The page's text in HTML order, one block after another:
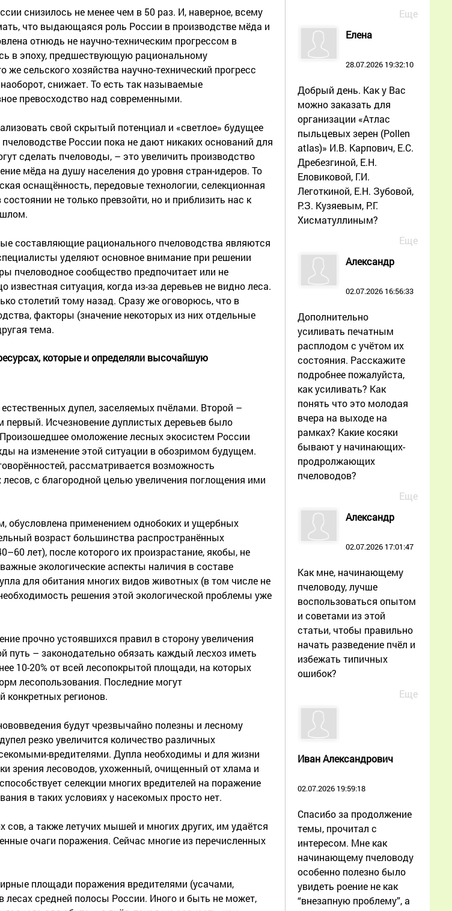
снизилось не менее чем в 50 раз. И, наверное, всему
что выдающаяся роль России в производстве мёда и
отнюдь не научно-техническим прогрессом в
в эпоху, предшествующую рациональному
сельского хозяйства научно-технический прогресс
снижает. То есть так называемые
превосходство над современными.
свой скрытый потенциал и «светлое» будущее
России пока не дают никаких оснований для
сделать пчеловоды, – это увеличить производство
мёда на душу населения до уровня стран-идеров. То
оснащённость, передовые технологии, селекционная
не только превзойти, но и приблизить нас к
составляющие рационального пчеловодства являются
уделяют основное внимание при решении
пчеловодное сообщество предпочитает или не
известная ситуация, когда из-за деревьев не видно леса.
столетий тому назад. Сразу же оговорюсь, что в
факторы (значение некоторых из них отдельные
тема.
которые и определяли высочайшую
дупел, заселяемых пчёлами. Второй –
Исчезновение дуплистых деревьев было
омоложение лесных экосистем России
на изменение этой ситуации в обозримом будущем.
рассматривается возможность
с благородной целью увеличения поглощения ими
обусловлена применением однобоких и ущербных
возраст большинства распространённых
лет), после которого их произрастание, якобы, не
экологические аспекты наличия в составе
для обитания многих видов животных (в том числе не
решения этой экологической проблемы уже
прочно устоявшихся правил в сторону увеличения
путь – законодательно обязать каждый лесхоз иметь
10-20% от всей лесопокрытой площади, на которых
лесопользования. Последние могут
конкретных регионов.
будут чрезвычайно полезны и лесному
резко увеличится количество различных
вредителями. Дупла необходимы и для жизни
зрения лесоводов, ухоженный, очищенный от хлама и
селекции многих вредителей на поражение
в таких условиях у насекомых просто нет.
сов, а также летучих мышей и многих других, им удаётся
очаги поражения. Сейчас многие из перечисленных
площади поражения вредителями (усачами,
средней полосы России. Иного и быть не может,
Еще
Елена
28.07.2026 19:32:10
Добрый день. Как у Вас
можно заказать для
организации «Атлас
пыльцевых зерен (Pollen
atlas)» И.В. Карпович, Е.С.
Дребезгиной, Е.Н.
Еловиковой, Г.И.
Леготкиной, Е.Н. Зубовой,
Р.З. Кузяевым, Р.Г.
Хисматуллиным?
Еще
Александр
02.07.2026 16:56:33
Дополнительно
усиливать печатным
расплодом с учётом их
состояния. Расскажите
подробнее пожалуйста,
как усиливать? Как
понять что это молодая
вчера на выходе на
рамках? Какие косяки
бывают у начинающих-
продролжающих
пчеловодов?
Еще
Александр
02.07.2026 17:01:47
Как мне, начинающему
пчеловоду, лучше
воспользоваться опытом
и советами из этой
статьи, чтобы правильно
начать разведение пчёл и
избежать типичных
ошибок?
Еще
Иван Александрович
02.07.2026 19:59:18
Спасибо за продолжение
темы, прочитал с
интересом. Мне как
начинающему пчеловоду
особенно полезно было
увидеть роение не как
“внезапную проблему”, а